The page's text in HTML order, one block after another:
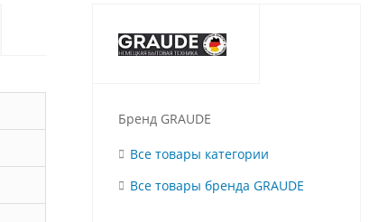
Бренд GRAUDE
Все товары категории
Все товары бренда GRAUDE